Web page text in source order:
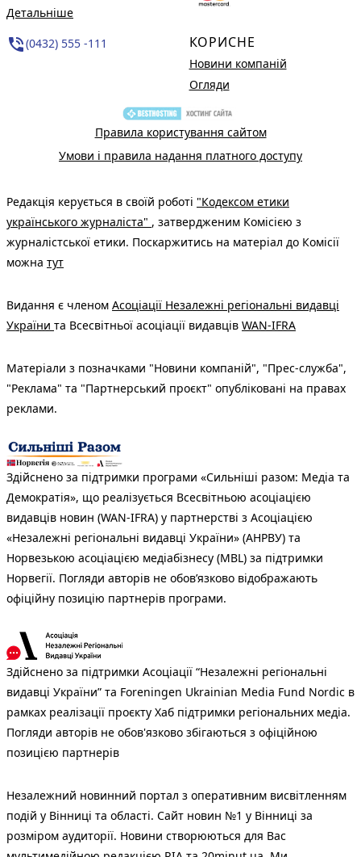
Детальніше
phone_in_talk(0432) 555 -111 КОРИСНЕ
Новини компаній
Огляди
Правила користування сайтом
Умови і правила надання платного доступу
Редакція керується в своїй роботі "Кодексом етики
українського журналіста" , затвердженим Комісією з
журналістської етики. Поскаржитись на матеріал до Комісії
можна тут
Видання є членом Асоціації Незалежні регіональні видавці
України та Всесвітньої асоціації видавців WAN-IFRA
Матеріали з позначками "Новини компаній", "Прес-служба",
"Реклама" та "Партнерський проєкт" опубліковані на правах
реклами.
Здійснено за підтримки програми «Сильніші разом: Медіа та
Демократія», що реалізується Всесвітньою асоціацією
видавців новин (WAN-IFRA) у партнерстві з Асоціацією
«Незалежні регіональні видавці України» (АНРВУ) та
Норвезькою асоціацією медіабізнесу (MBL) за підтримки
Норвегії. Погляди авторів не обов’язково відображають
офіційну позицію партнерів програми.
Здійснено за підтримки Асоціації “Незалежні регіональні
видавці України” та Foreningen Ukrainian Media Fund Nordic в
рамках реалізації проєкту Хаб підтримки регіональних медіа.
Погляди авторів не обов'язково збігаються з офіційною
позицією партнерів
Незалежний новинний портал з оперативним висвітленням
подій у Вінниці та області. Сайт новин №1 у Вінниці за
розміром аудиторії. Новини створюються для Вас